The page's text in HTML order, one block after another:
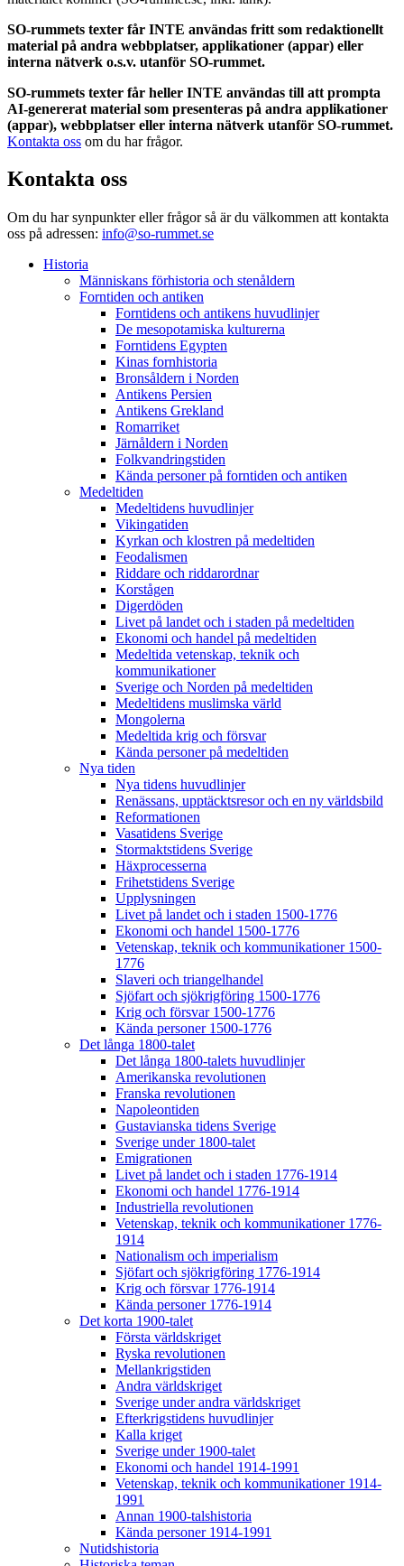
SO-rummets texter får INTE användas fritt som redaktionellt
material på andra webbplatser, applikationer (appar) eller
interna nätverk o.s.v. utanför SO-rummet.
SO-rummets texter får heller INTE användas till att prompta
AI-genererat material som presenteras på andra applikationer
(appar), webbplatser eller interna nätverk utanför SO-rummet.
Kontakta oss om du har frågor.
Kontakta oss
Om du har synpunkter eller frågor så är du välkommen att kontakta
oss på adressen: info@so-rummet.se
Historia
Människans förhistoria och stenåldern
Forntiden och antiken
Forntidens och antikens huvudlinjer
De mesopotamiska kulturerna
Forntidens Egypten
Kinas fornhistoria
Bronsåldern i Norden
Antikens Persien
Antikens Grekland
Romarriket
Järnåldern i Norden
Folkvandringstiden
Kända personer på forntiden och antiken
Medeltiden
Medeltidens huvudlinjer
Vikingatiden
Kyrkan och klostren på medeltiden
Feodalismen
Riddare och riddarordnar
Korstågen
Digerdöden
Livet på landet och i staden på medeltiden
Ekonomi och handel på medeltiden
Medeltida vetenskap, teknik och
kommunikationer
Sverige och Norden på medeltiden
Medeltidens muslimska värld
Mongolerna
Medeltida krig och försvar
Kända personer på medeltiden
Nya tiden
Nya tidens huvudlinjer
Renässans, upptäcktsresor och en ny världsbild
Reformationen
Vasatidens Sverige
Stormaktstidens Sverige
Häxprocesserna
Frihetstidens Sverige
Upplysningen
Livet på landet och i staden 1500-1776
Ekonomi och handel 1500-1776
Vetenskap, teknik och kommunikationer 1500-
1776
Slaveri och triangelhandel
Sjöfart och sjökrigföring 1500-1776
Krig och försvar 1500-1776
Kända personer 1500-1776
Det långa 1800-talet
Det långa 1800-talets huvudlinjer
Amerikanska revolutionen
Franska revolutionen
Napoleontiden
Gustavianska tidens Sverige
Sverige under 1800-talet
Emigrationen
Livet på landet och i staden 1776-1914
Ekonomi och handel 1776-1914
Industriella revolutionen
Vetenskap, teknik och kommunikationer 1776-
1914
Nationalism och imperialism
Sjöfart och sjökrigföring 1776-1914
Krig och försvar 1776-1914
Kända personer 1776-1914
Det korta 1900-talet
Första världskriget
Ryska revolutionen
Mellankrigstiden
Andra världskriget
Sverige under andra världskriget
Efterkrigstidens huvudlinjer
Kalla kriget
Sverige under 1900-talet
Ekonomi och handel 1914-1991
Vetenskap, teknik och kommunikationer 1914-
1991
Annan 1900-talshistoria
Kända personer 1914-1991
Nutidshistoria